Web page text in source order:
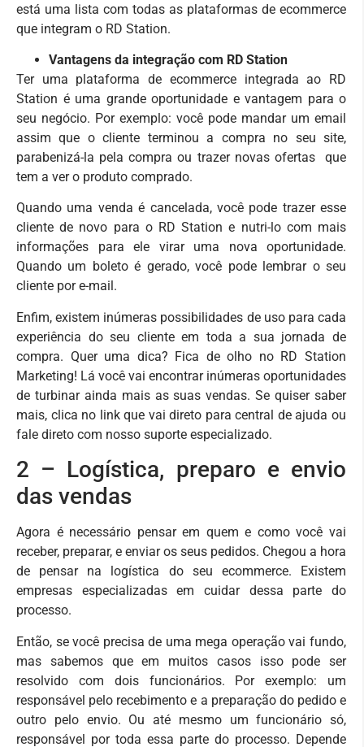
está uma lista com todas as plataformas de ecommerce
que integram o RD Station.
Vantagens da integração com RD Station
Ter uma plataforma de ecommerce integrada ao RD
Station é uma grande oportunidade e vantagem para o
seu negócio. Por exemplo: você pode mandar um email
assim que o cliente terminou a compra no seu site,
parabenizá-la pela compra ou trazer novas ofertas que
tem a ver o produto comprado.
Quando uma venda é cancelada, você pode trazer esse
cliente de novo para o RD Station e nutri-lo com mais
informações para ele virar uma nova oportunidade.
Quando um boleto é gerado, você pode lembrar o seu
cliente por e-mail.
Enfim, existem inúmeras possibilidades de uso para cada
experiência do seu cliente em toda a sua jornada de
compra. Quer uma dica? Fica de olho no RD Station
Marketing! Lá você vai encontrar inúmeras oportunidades
de turbinar ainda mais as suas vendas. Se quiser saber
mais, clica no link que vai direto para central de ajuda ou
fale direto com nosso suporte especializado.
2 – Logística, preparo e envio
das vendas
Agora é necessário pensar em quem e como você vai
receber, preparar, e enviar os seus pedidos. Chegou a hora
de pensar na logística do seu ecommerce. Existem
empresas especializadas em cuidar dessa parte do
processo.
Então, se você precisa de uma mega operação vai fundo,
mas sabemos que em muitos casos isso pode ser
resolvido com dois funcionários. Por exemplo: um
responsável pelo recebimento e a preparação do pedido e
outro pelo envio. Ou até mesmo um funcionário só,
responsável por toda essa parte do processo. Depende